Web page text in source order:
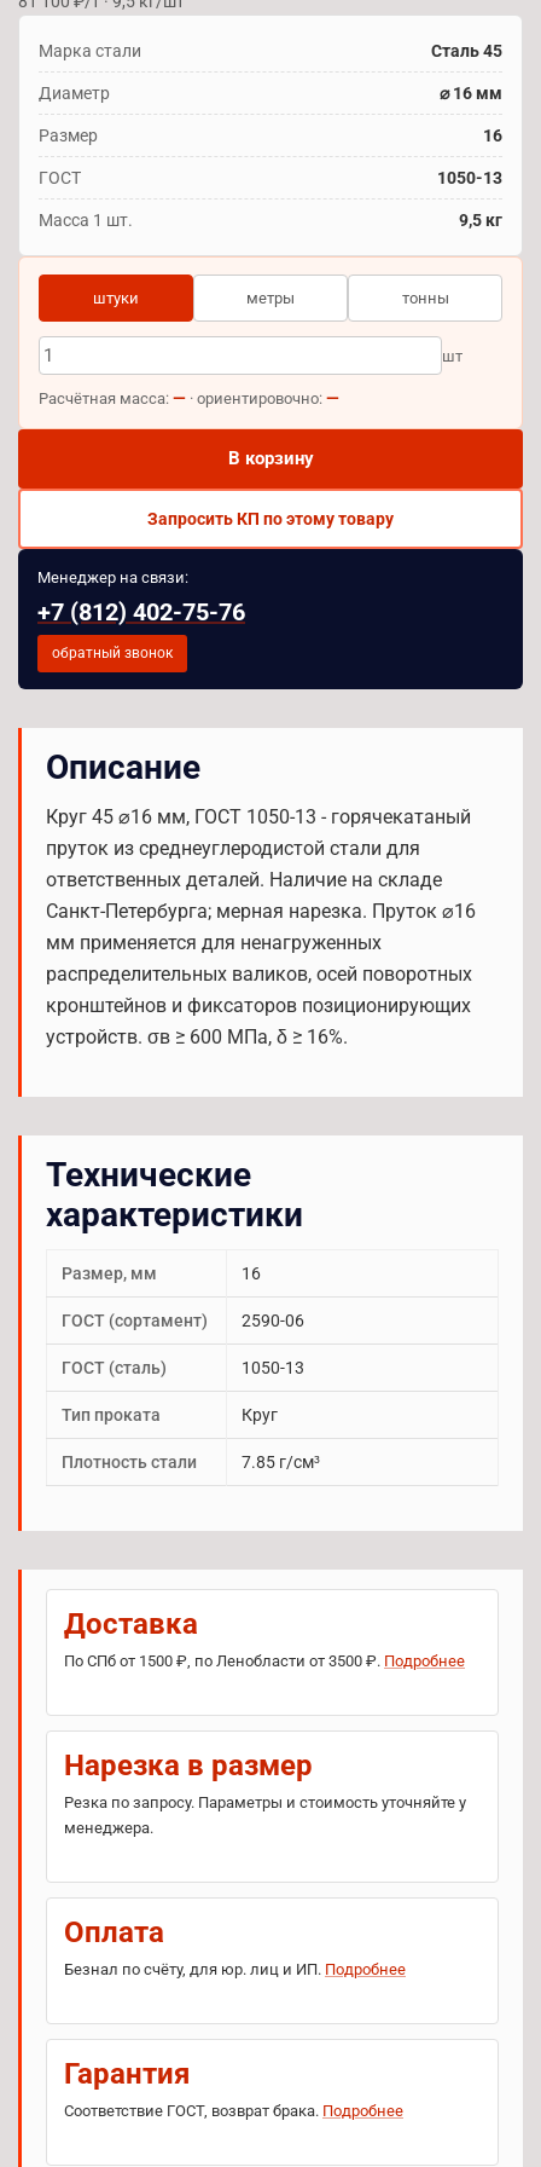
Марка стали Сталь 45
Диаметр ⌀ 16 мм
Размер 16
ГОСТ 1050-13
Масса 1 шт. 9,5 кг
штуки метры тонны
шт
Расчётная масса: — · ориентировочно: —
В корзину
Запросить КП по этому товару
Менеджер на связи:
+7 (812) 402-75-76
обратный звонок
Описание
Круг 45 ⌀16 мм, ГОСТ 1050-13 - горячекатаный
пруток из среднеуглеродистой стали для
ответственных деталей. Наличие на складе
Санкт-Петербурга; мерная нарезка. Пруток ⌀16
мм применяется для ненагруженных
распределительных валиков, осей поворотных
кронштейнов и фиксаторов позиционирующих
устройств. σв ≥ 600 МПа, δ ≥ 16%.
Технические
характеристики
Размер, мм 16
ГОСТ (сортамент) 2590-06
ГОСТ (сталь) 1050-13
Тип проката Круг
Плотность стали 7.85 г/см³
Доставка
По СПб от 1500 ₽, по Ленобласти от 3500 ₽. Подробнее
Нарезка в размер
Резка по запросу. Параметры и стоимость уточняйте у
менеджера.
Оплата
Безнал по счёту, для юр. лиц и ИП. Подробнее
Гарантия
Соответствие ГОСТ, возврат брака. Подробнее